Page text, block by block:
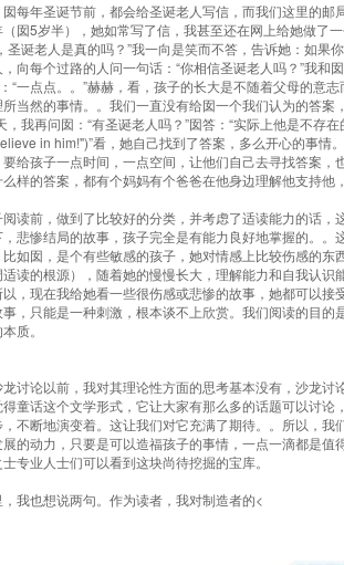
每年圣诞节前，都会给圣诞老人写信，而我们这里的邮
囡5岁半），她如常写了信，我甚至还在网上给她做了
诞老人是真的吗？”我一向是笑而不答，告诉她：如果
向每个过路的人问一句话：“你相信圣诞老人吗？”我和
“一点点。。”赫赫，看，孩子的长大是不随着父母的意
当然的事情。。我们一直没有给囡一个我们认为的答案
我再问囡：“有圣诞老人吗？”囡答：“实际上他是不存
in him!")”看，她自己找到了答案，多么开心的事情
给孩子一点时间，一点空间，让他们自己去寻找答案，
样的答案，都有个妈妈有个爸爸在他身边理解他支持他
读前，做到了比较好的分类，并考虑了适读能力的话，
悲惨结局的故事，孩子完全是有能力良好地掌握的。。
如囡，是个有些敏感的孩子，她对情感上比较伤感的东
读的根源），随着她的慢慢长大，理解能力和自我认识
，现在我给她看一些很伤感或悲惨的故事，她都可以接
，只能是一种刺激，根本谈不上欣赏。我们阅读的目的
质。
讨论以前，我对其理论性方面的思考基本没有，沙龙讨
童话这个文学形式，它让大家有那么多的话题可以讨论
不断地演变着。这让我们对它充满了期待。。所以，我
的动力，只要是可以造福孩子的事情，一点一滴都是值
专业人士们可以看到这块尚待挖掘的宝库。
我也想说两句。作为读者，我对制造者的<